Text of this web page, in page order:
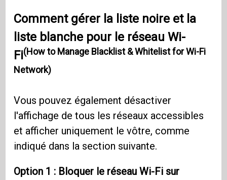
Comment gérer la liste noire et la
liste blanche pour le réseau Wi-
Fi(How to Manage Blacklist & Whitelist for Wi-Fi
Network)
Vous pouvez également désactiver
l'affichage de tous les réseaux accessibles
et afficher uniquement le vôtre, comme
indiqué dans la section suivante.
Option 1 : Bloquer le réseau Wi-Fi sur